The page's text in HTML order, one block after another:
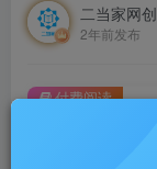
二当家网创
2年前发布
此内容为付费阅
付费阅读